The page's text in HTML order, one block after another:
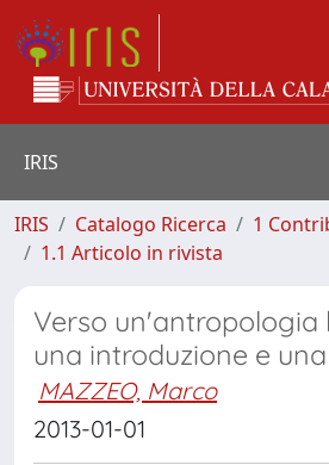
IRIS
IRIS Catalogo Ricerca
1
1.1 Articolo in rivista
Verso un'antropologia
una introduzione e
MAZZEO, Marco
2013-01-01